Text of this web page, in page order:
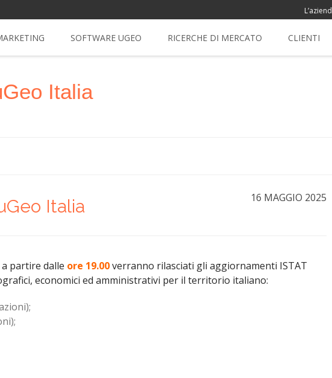
SOFTWARE UGEO RICERCHE DI MERCATO CLIENTI
Italia
Italia 16 MAGGIO 2025
a partire dalle ore 19.00verranno rilasciati gli aggiornamenti ISTAT
economici ed amministrativi per il territorio italiano: